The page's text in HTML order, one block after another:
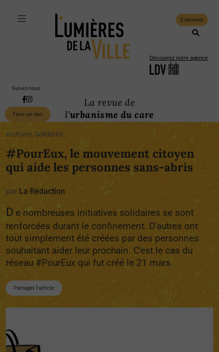
S'abonner
Découvrez notre agence
Suivez-nous :
Faire un don
La revue de
l'urbanisme du care
Archives, Solidarité
#PourEux, le mouvement citoyen
qui aide les personnes sans-abris
par La Rédaction
D e nombreuses initiatives solidaires se sont
renforcées durant le confinement. D'autres ont
tout simplement été créées par des personnes
souhaitant aider leur prochain. C'est le cas du
réseau #PourEux qui fut créé le 21 mars.
Partager l'article